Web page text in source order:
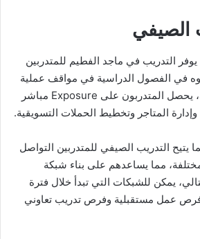
الصيفي
يوفر التدريب في ماجد الفطيم للمتدربين
في الفصول الدراسية في مواقف عملية
حقيقية. علاوة على ذلك، يحصل المتدربون على Exposure مباشر
المتاجر وتخطيط الحملات التسويقية.
يتيح التدريب الصيفي للمتدربين التواصل
مما يساعدهم على بناء شبكة
يمكن للشبكات التي تبدأ خلال فترة
فرص عمل مستقبلية وفرص تدريب تعاوني